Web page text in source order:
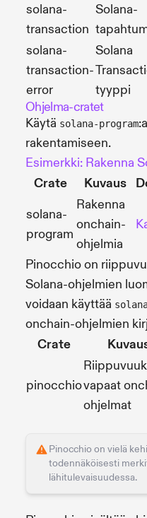
solana-
transaction
Solana-
solana-
transaction-
error
Solana
tyyppi
Ohjelma-cratet
Käytä solana-program
rakentamiseen.
Esimerkki: Rakenna
Crate
Kuvaus
solana-
program
Rakenna
onchain-
ohjelmia
Pinocchio on
Solana-ohjelmien
voidaan käyttää
onchain-ohjelmien
Crate
pinocchiovapaat
ohjelmat
Pinocchio on vielä
todennäköisesti
lähitulevaisuudessa.